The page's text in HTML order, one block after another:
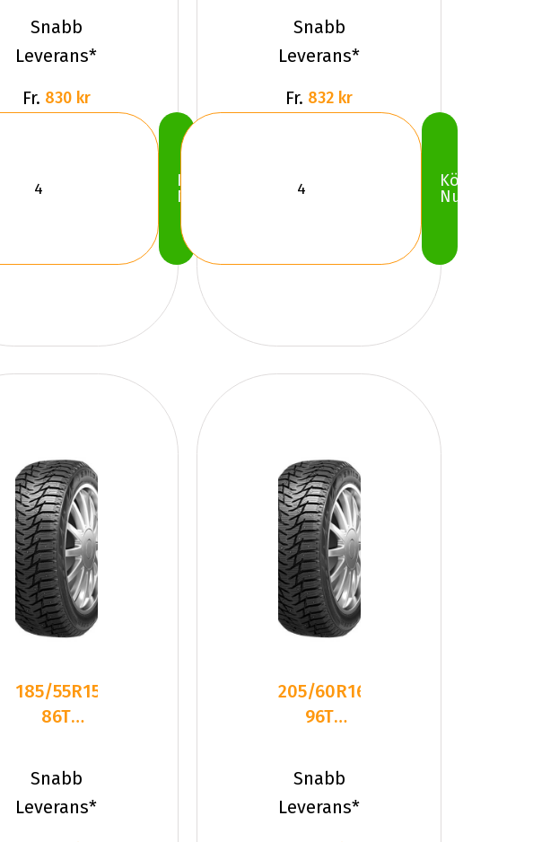
BLAZER
WST3 FS
Snabb
Leverans*
Fr. 830 kr
Köp
Nu
BLAZER
WST3 FS
Snabb
Leverans*
Fr. 832 kr
Köp
Nu
185/55R15
86T
BLAZER
WST3 XL
Snabb
Leverans*
205/60R16
96T
BLAZER
WST3 FS
Snabb
Leverans*